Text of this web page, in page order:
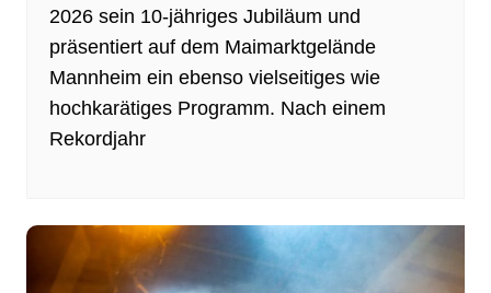
2026 sein 10-jähriges Jubiläum und
präsentiert auf dem Maimarktgelände
Mannheim ein ebenso vielseitiges wie
hochkarätiges Programm. Nach einem
Rekordjahr